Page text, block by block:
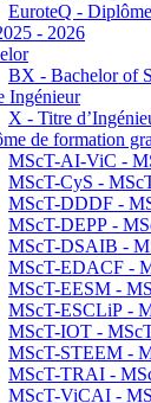
EuroteQ -
- 2026
BX - Bachelor of
Ingénieur
X - Titre
de formation
MScT-AI-ViC -
MScT-CyS -
MScT-DDDF -
MScT-DEPP -
MScT-DSAIB -
MScT-EDACF -
MScT-EESM -
MScT-ESCLiP -
MScT-IOT -
MScT-STEEM -
MScT-TRAI -
MScT-ViCAI -